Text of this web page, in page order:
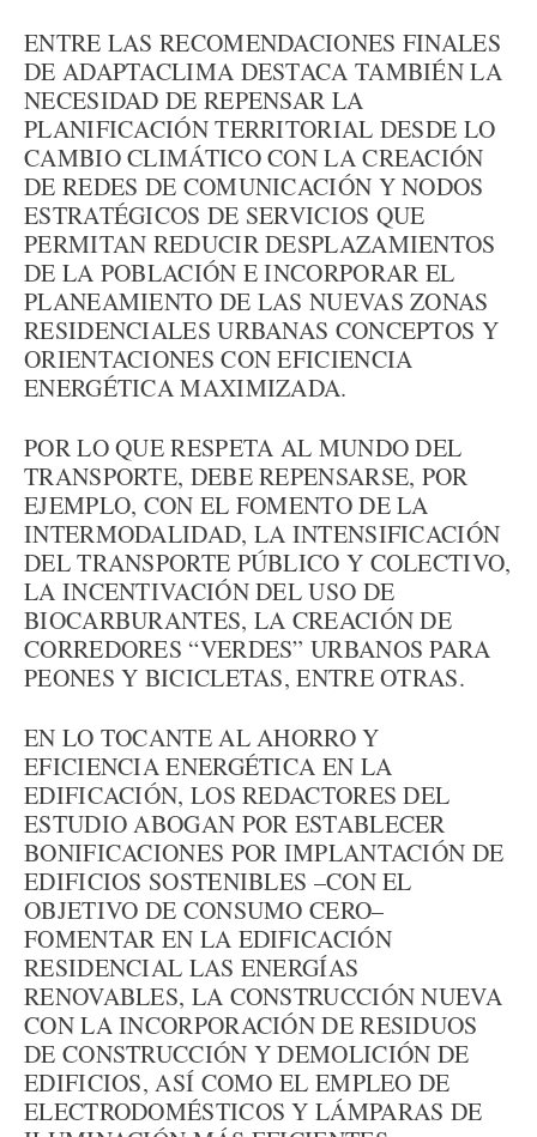
ENTRE LAS RECOMENDACIONES FINALES
DE ADAPTACLIMA DESTACA TAMBIÉN LA
NECESIDAD DE REPENSAR LA
PLANIFICACIÓN TERRITORIAL DESDE LO
CAMBIO CLIMÁTICO CON LA CREACIÓN
DE REDES DE COMUNICACIÓN Y NODOS
ESTRATÉGICOS DE SERVICIOS QUE
PERMITAN REDUCIR DESPLAZAMIENTOS
DE LA POBLACIÓN E INCORPORAR EL
PLANEAMIENTO DE LAS NUEVAS ZONAS
RESIDENCIALES URBANAS CONCEPTOS Y
ORIENTACIONES CON EFICIENCIA
ENERGÉTICA MAXIMIZADA.
POR LO QUE RESPETA AL MUNDO DEL
TRANSPORTE, DEBE REPENSARSE, POR
EJEMPLO, CON EL FOMENTO DE LA
INTERMODALIDAD, LA INTENSIFICACIÓN
DEL TRANSPORTE PÚBLICO Y COLECTIVO,
LA INCENTIVACIÓN DEL USO DE
BIOCARBURANTES, LA CREACIÓN DE
CORREDORES “VERDES” URBANOS PARA
PEONES Y BICICLETAS, ENTRE OTRAS.
EN LO TOCANTE AL AHORRO Y
EFICIENCIA ENERGÉTICA EN LA
EDIFICACIÓN, LOS REDACTORES DEL
ESTUDIO ABOGAN POR ESTABLECER
BONIFICACIONES POR IMPLANTACIÓN DE
EDIFICIOS SOSTENIBLES –CON EL
OBJETIVO DE CONSUMO CERO–
FOMENTAR EN LA EDIFICACIÓN
RESIDENCIAL LAS ENERGÍAS
RENOVABLES, LA CONSTRUCCIÓN NUEVA
CON LA INCORPORACIÓN DE RESIDUOS
DE CONSTRUCCIÓN Y DEMOLICIÓN DE
EDIFICIOS, ASÍ COMO EL EMPLEO DE
ELECTRODOMÉSTICOS Y LÁMPARAS DE